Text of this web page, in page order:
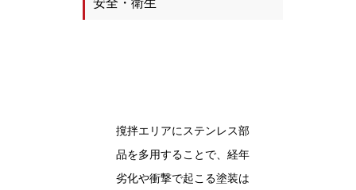
安全・衛生
撹拌エリアにステンレス部
品を多用することで、経年
劣化や衝撃で起こる塗装は